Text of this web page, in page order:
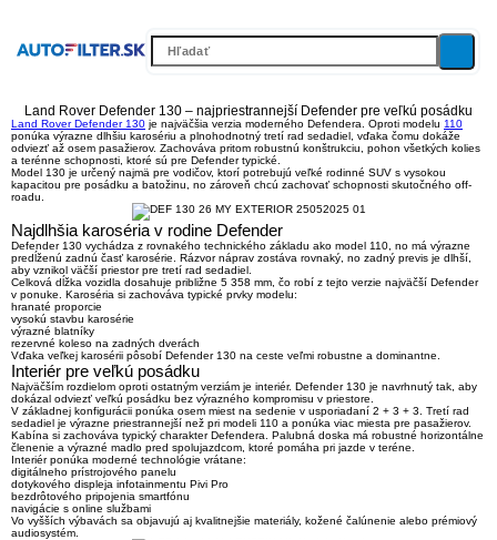
Land Rover Defender 130 – najpriestrannejší Defender pre veľkú posádku
Land Rover Defender 130 je najväčšia verzia moderného Defendera. Oproti modelu 110
ponúka výrazne dlhšiu karosériu a plnohodnotný tretí rad sedadiel, vďaka čomu dokáže
odviezť až osem pasažierov. Zachováva pritom robustnú konštrukciu, pohon všetkých kolies
a terénne schopnosti, ktoré sú pre Defender typické.
Model 130 je určený najmä pre vodičov, ktorí potrebujú veľké rodinné SUV s vysokou
kapacitou pre posádku a batožinu, no zároveň chcú zachovať schopnosti skutočného off-
roadu.
Najdlhšia karoséria v rodine Defender
Defender 130 vychádza z rovnakého technického základu ako model 110, no má výrazne
predĺženú zadnú časť karosérie. Rázvor náprav zostáva rovnaký, no zadný previs je dlhší,
aby vznikol väčší priestor pre tretí rad sedadiel.
Celková dĺžka vozidla dosahuje približne 5 358 mm , čo robí z tejto verzie najväčší Defender
v ponuke. Karoséria si zachováva typické prvky modelu:
hranaté proporcie
vysokú stavbu karosérie
výrazné blatníky
rezervné koleso na zadných dverách
Vďaka veľkej karosérii pôsobí Defender 130 na ceste veľmi robustne a dominantne.
Interiér pre veľkú posádku
Najväčším rozdielom oproti ostatným verziám je interiér. Defender 130 je navrhnutý tak, aby
dokázal odviezť veľkú posádku bez výrazného kompromisu v priestore.
V základnej konfigurácii ponúka osem miest na sedenie v usporiadaní 2 + 3 + 3 . Tretí rad
sedadiel je výrazne priestrannejší než pri modeli 110 a ponúka viac miesta pre pasažierov.
Kabína si zachováva typický charakter Defendera. Palubná doska má robustné horizontálne
členenie a výrazné madlo pred spolujazdcom, ktoré pomáha pri jazde v teréne.
Interiér ponúka moderné technológie vrátane:
digitálneho prístrojového panelu
dotykového displeja infotainmentu Pivi Pro
bezdrôtového pripojenia smartfónu
navigácie s online službami
Vo vyšších výbavách sa objavujú aj kvalitnejšie materiály, kožené čalúnenie alebo prémiový
audiosystém.